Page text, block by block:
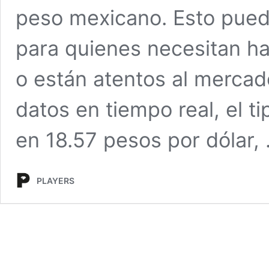
peso mexicano. Esto
para quienes necesitan
o están atentos al
datos en tiempo real, el
en 18.57 pesos por
PLAYERS